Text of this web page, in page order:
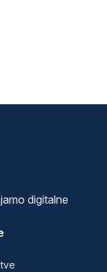
digitalne